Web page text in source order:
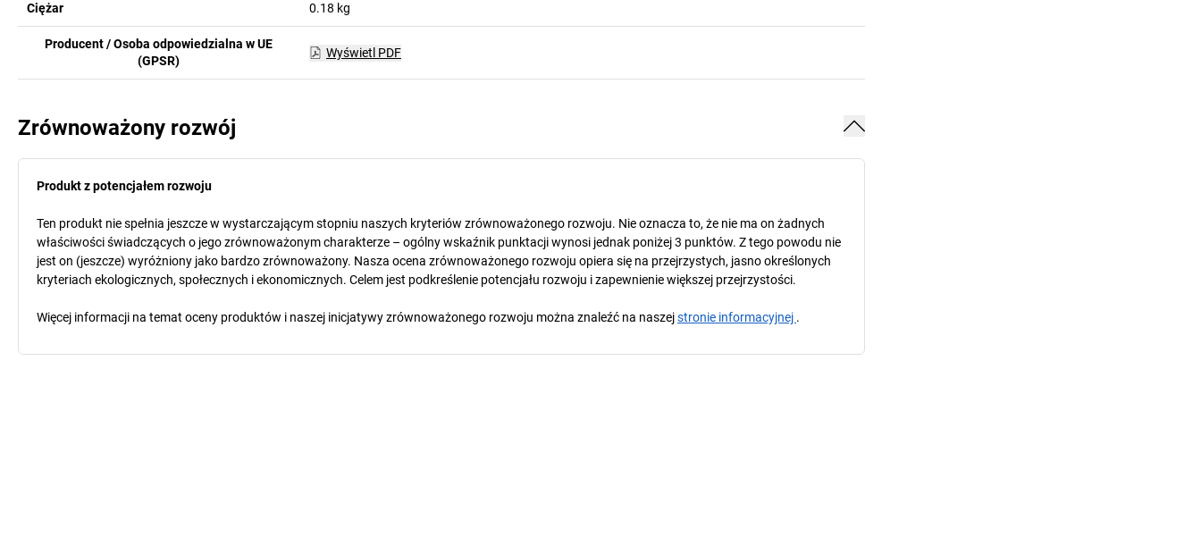
Ciężar 0.18 kg
Producent / Osoba odpowiedzialna w UE
(GPSR)
Wyświetl PDF
Zrównoważony rozwój
Produkt z potencjałem rozwoju
Ten produkt nie spełnia jeszcze w wystarczającym stopniu naszych kryteriów zrównoważonego rozwoju. Nie oznacza to, że nie ma on żadnych
właściwości świadczących o jego zrównoważonym charakterze – ogólny wskaźnik punktacji wynosi jednak poniżej 3 punktów. Z tego powodu nie
jest on (jeszcze) wyróżniony jako bardzo zrównoważony. Nasza ocena zrównoważonego rozwoju opiera się na przejrzystych, jasno określonych
kryteriach ekologicznych, społecznych i ekonomicznych. Celem jest podkreślenie potencjału rozwoju i zapewnienie większej przejrzystości.
Więcej informacji na temat oceny produktów i naszej inicjatywy zrównoważonego rozwoju można znaleźć na naszejstronie informacyjnej .